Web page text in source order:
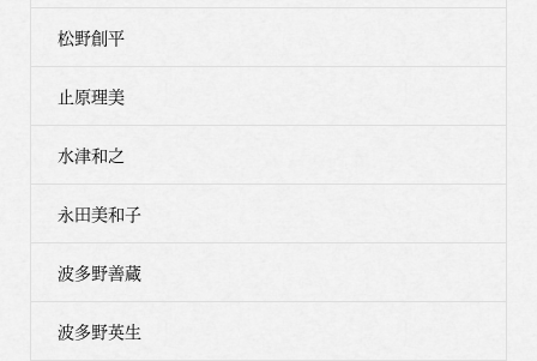
松野創平
止原理美
水津和之
永田美和子
波多野善蔵
波多野英生